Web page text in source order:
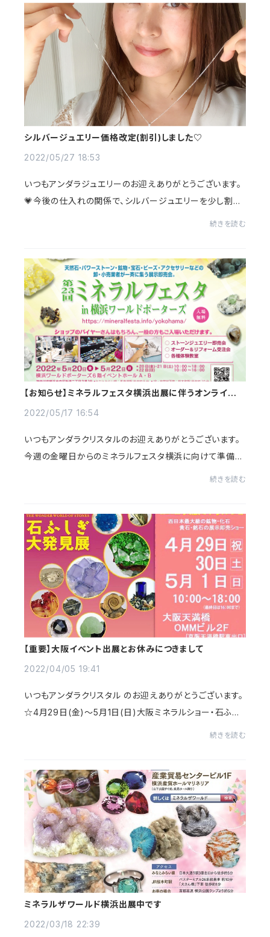
シルバージュエリー価格改定(割引)しました♡
2022/05/27 18:53
いつもアンダラジュエリーのお迎えありがとうございます。
💗今後の仕入れの関係で、シルバージュエリーを少し割引
続きを読む
【お知らせ】ミネラルフェスタ横浜出展に伴うオンラインシ
2022/05/17 16:54
いつもアンダラクリスタルのお迎えありがとうございます。
今週の金曜日からのミネラルフェスタ横浜に向けて準備中
続きを読む
【重要】大阪イベント出展とお休みにつきまして
2022/04/05 19:41
いつもアンダラクリスタル のお迎えありがとうございます。
☆4月29日(金)〜5月1日(日)大阪ミネラルショー・石ふし
続きを読む
ミネラルザワールド横浜出展中です
2022/03/18 22:39